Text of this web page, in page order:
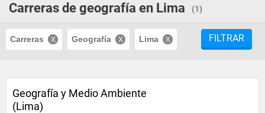
Carreras de geografía en Lima (1)
Carreras Geografía Lima FILTRAR
Geografía y Medio Ambiente
(Lima)